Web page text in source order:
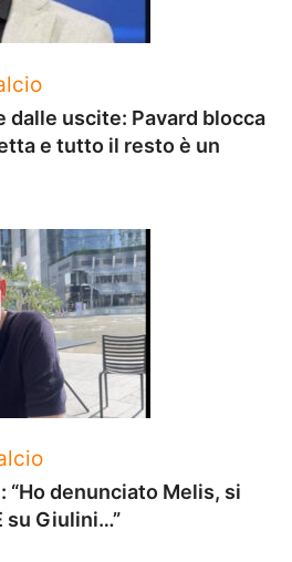
dalle uscite: Pavard blocca
e tutto il resto è un
denunciato Melis, si
su Giulini…”